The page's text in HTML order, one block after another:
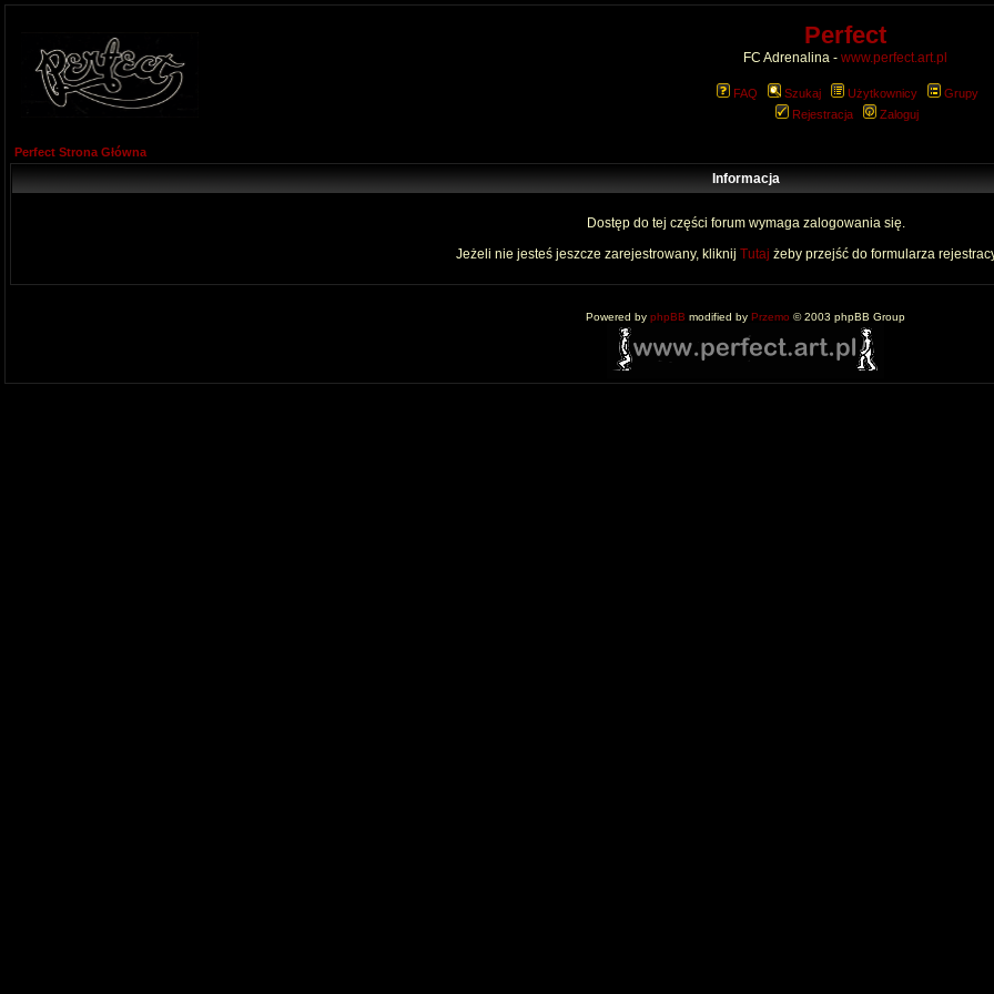
Perfect
FC Adrenalina - www.perfect.art.pl
FAQ Szukaj Użytkownicy
Grupy
Rejestracja
Zaloguj
Perfect Strona Główna
Informacja
Dostęp do tej części forum wymaga zalogowania się.
Jeżeli nie jesteś jeszcze zarejestrowany, kliknij Tutaj żeby przejść do formularza
Powered by phpBB modified by Przemo © 2003 phpBB Group